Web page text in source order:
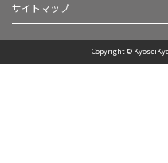
サイトマップ
Copyright ©